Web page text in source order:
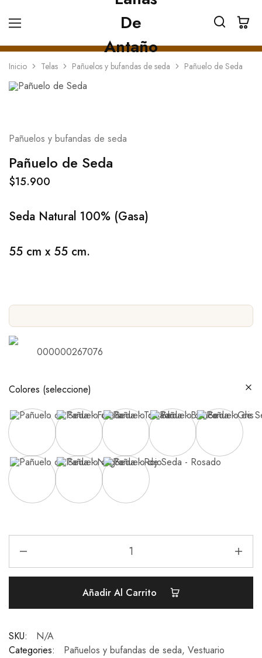
Inicio Telas Pañuelos y bufandas de seda Pañuelo de Seda
Pañuelos y bufandas de seda
Pañuelo de Seda
$15.900
Seda Natural 100% (Gasa)
55 cm x 55 cm.
000000267076
Colores (seleccione)
Añadir Al Carrito
SKU:
N/A
Categories:
Pañuelos y bufandas de seda, Vestuario